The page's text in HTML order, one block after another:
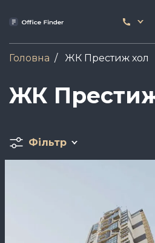
17
Головна ЖК Престиж хол
ЖК
Фільтр